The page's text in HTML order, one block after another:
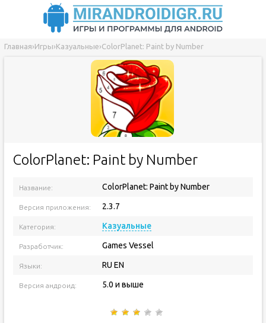
Главная›Игры›Казуальные›ColorPlanet: Paint by Number
ColorPlanet: Paint by Number
Название: ColorPlanet: Paint by Number
Версия приложения: 2.3.7
Категория: Казуальные
Разработчик: Games Vessel
Языки: RU EN
Версия андроид: 5.0 и выше